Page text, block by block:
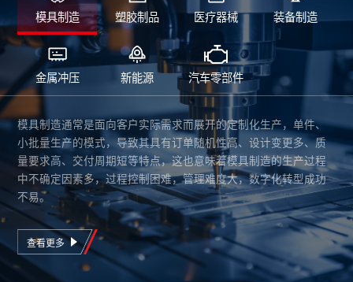
模具制造 塑胶制品 医疗器械 装备制造
金属冲压 新能源 汽车零部件
模具制造通常是面向客户实际需求而展开的定制化生产，单件、
小批量生产的模式，导致其具有订单随机性高、设计变更多、质
量要求高、交付周期短等特点，这也意味着模具制造的生产过程
中不确定因素多，过程控制困难，管理难度大，数字化转型成功
不易。
查看更多